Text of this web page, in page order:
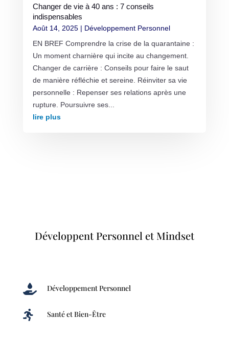
Changer de vie à 40 ans : 7 conseils
indispensables
Août 14, 2025| Développement Personnel
EN BREF Comprendre la crise de la quarantaine :
Un moment charnière qui incite au changement.
Changer de carrière : Conseils pour faire le saut
de manière réfléchie et sereine. Réinviter sa vie
personnelle : Repenser ses relations après une
rupture. Poursuivre ses...
lire plus
Développent Personnel et Mindset
 Développement Personnel
 Santé et Bien-Être